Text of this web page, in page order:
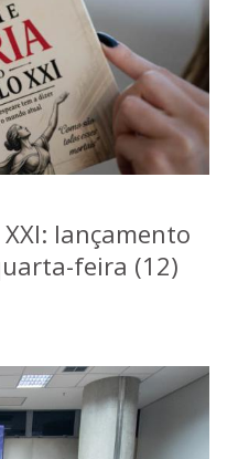
lançamento
feira (12)